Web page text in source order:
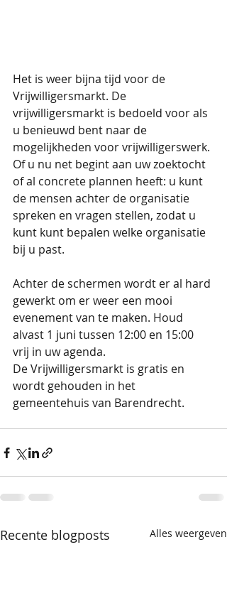
Het is weer bijna tijd voor de
Vrijwilligersmarkt. De
vrijwilligersmarkt is bedoeld voor als
u benieuwd bent naar de
mogelijkheden voor vrijwilligerswerk.
Of u nu net begint aan uw zoektocht
of al concrete plannen heeft: u kunt
de mensen achter de organisatie
spreken en vragen stellen, zodat u
kunt kunt bepalen welke organisatie
bij u past.
Achter de schermen wordt er al hard
gewerkt om er weer een mooi
evenement van te maken. Houd
alvast 1 juni tussen 12:00 en 15:00
vrij in uw agenda.
De Vrijwilligersmarkt is gratis en
wordt gehouden in het
gemeentehuis van Barendrecht.
Recente blogposts Alles weergeven